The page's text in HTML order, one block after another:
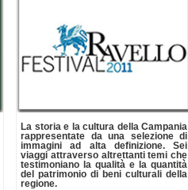
La storia e la cultura della Campania
rappresentate da una selezione di
immagini ad alta definizione. Sei
viaggi attraverso altrettanti temi che
testimoniano la qualità e la quantità
del patrimonio di beni culturali della
regione.